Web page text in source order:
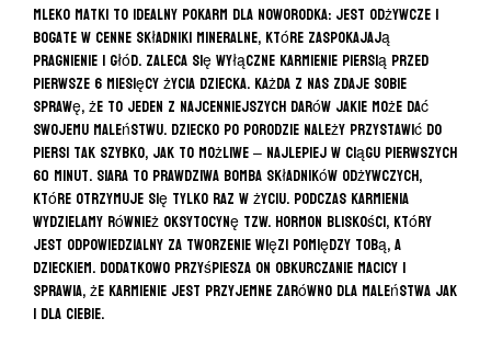
Mleko matki to idealny pokarm dla noworodka: jest odżywcze i
bogate w cenne składniki mineralne, które zaspokajają
pragnienie i głód. Zaleca się wyłączne karmienie piersią przed
pierwsze 6 miesięcy życia dziecka. Każda z nas zdaje sobie
sprawę, że to jeden z najcenniejszych darów jakie może dać
swojemu maleństwu. Dziecko po porodzie należy przystawić do
piersi tak szybko, jak to możliwe – najlepiej w ciągu pierwszych
60 minut. Siara to prawdziwa bomba składników odżywczych,
które otrzymuje się tylko raz w życiu. Podczas karmienia
wydzielamy również oksytocynę tzw. hormon bliskości, który
jest odpowiedzialny za tworzenie więzi pomiędzy Tobą, a
dzieckiem. Dodatkowo przyśpiesza on obkurczanie macicy i
sprawia, że karmienie jest przyjemne zarówno dla maleństwa jak
i dla Ciebie.